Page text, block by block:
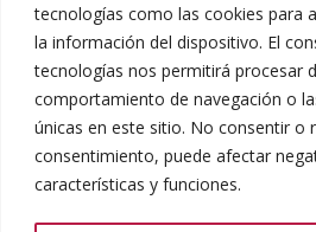
tecnologías como las cookies para
la información del dispositivo. El
tecnologías nos permitirá procesar
comportamiento de navegación o
únicas en este sitio. No consentir o
consentimiento, puede afectar
características y funciones.